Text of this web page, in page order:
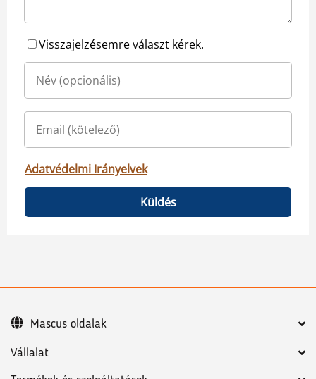
Visszajelzésemre választ kérek.
Adatvédelmi Irányelvek
Küldés
Vállalat
Mascus oldalak